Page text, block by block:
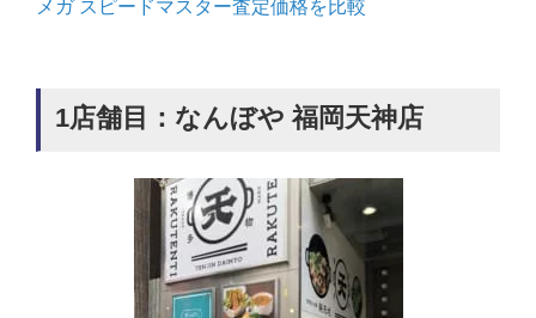
メガ スピードマスター査定価格を比較
1店舗目：なんぼや 福岡天神店